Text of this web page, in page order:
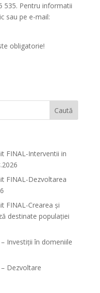
535. Pentru informatii
sau pe e-mail:
obligatorie!
FINAL-Interventii in
FINAL-Dezvoltarea
FINAL-Crearea și
destinate populației
Investiții în domeniile
Dezvoltare